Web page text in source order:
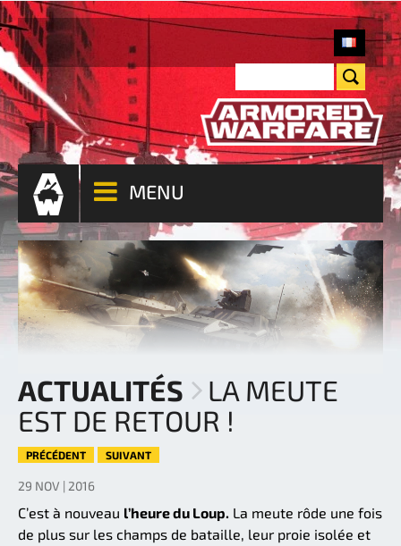
MENU
ACTUALITÉS
LA MEUTE
EST DE RETOUR !
PRÉCÉDENT SUIVANT
29 NOV | 2016
C’est à nouveau l’heure du Loup. La meute rôde une fois
de plus sur les champs de bataille, leur proie isolée et